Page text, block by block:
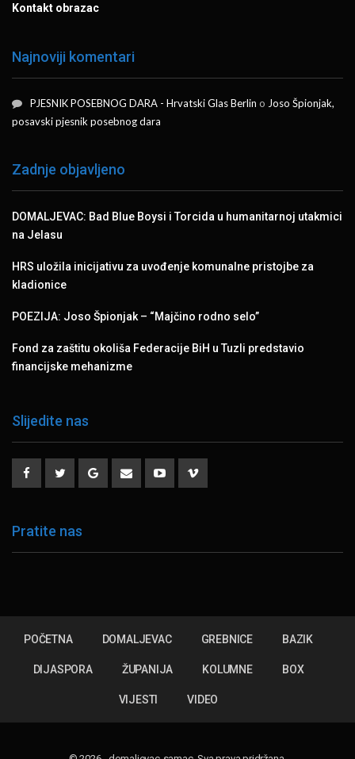
Kontakt obrazac
Najnoviji komentari
PJESNIK POSEBNOG DARA - Hrvatski Glas Berlin o Joso Špionjak,
posavski pjesnik posebnog dara
Zadnje objavljeno
DOMALJEVAC: Bad Blue Boysi i Torcida u humanitarnoj utakmici
na Jelasu
HRS uložila inicijativu za uvođenje komunalne pristojbe za
kladionice
POEZIJA: Joso Špionjak – “Majčino rodno selo”
Fond za zaštitu okoliša Federacije BiH u Tuzli predstavio
financijske mehanizme
Slijedite nas
Pratite nas
POČETNA DOMALJEVAC GREBNICE BAZIK
DIJASPORA ŽUPANIJA KOLUMNE BOX
VIJESTI VIDEO